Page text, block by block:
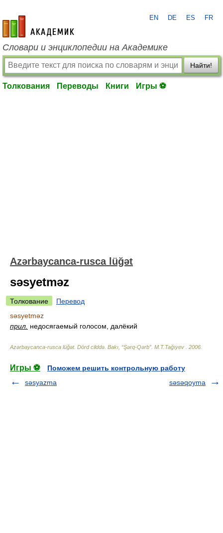
academic.ru
EN DE ES FR
Словари и энциклопедии на Академике
Найти!
Толкования Переводы Книги Игры ⚽
Azərbaycanca-rusca lüğət
səsyetməz
Толкование
Перевод
səsyetməz
прил. недосягаемый голосом, далёкий
Azərbaycanca-rusca lüğət. Dörd cilddə. Bakı, “Şərq-Qərb” M.T.Tağıyev 2006
Игры ⚽
Поможем решить контрольную работу
səsyazma
səsəqoyma